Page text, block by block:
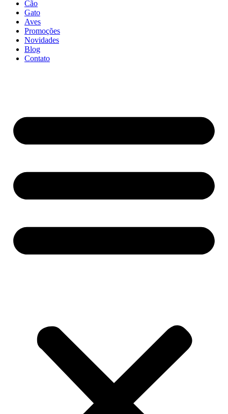
Cão
Gato
Aves
Promoções
Novidades
Blog
Contato